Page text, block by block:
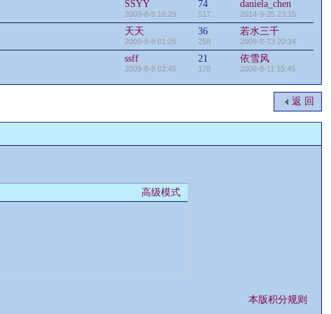
SSYY
2009-8-8 18:29
74
517
daniela_chen
2014-9-25 23:15
天天
2009-8-8 01:25
36
258
若水三千
2009-8-13 20:34
ssff
2009-8-8 02:45
21
178
依雪风
2009-8-11 15:45
返 回
高级模式
本版积分规则